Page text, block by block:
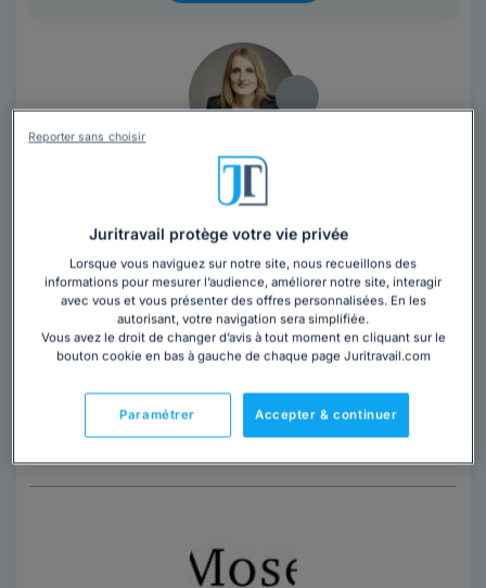
Maître Virginie LOCKWOOD
Paris,Paris 17ème, 75017
15 années d'expérience
Contacter cet avocat
Maître Virginie LOCKWOOD est avocate associée au
sein du cabinet Valoren, cabinet de droit des affaires
Juritravail protège votre vie privée
Lorsque vous naviguez sur notre site, nous recueillons des
informations pour mesurer l’audience, améliorer notre site, interagir
avec vous et vous présenter des offres personnalisées. En les
autorisant, votre navigation sera simplifiée.
Vous avez le droit de changer d’avis à tout moment en cliquant sur le
bouton cookie en bas à gauche de chaque page Juritravail.com
Accepter & continuer
Paramétrer
Reporter sans choisir